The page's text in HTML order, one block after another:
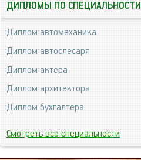
ДИПЛОМЫ ПО СПЕЦИАЛЬНОСТИ
Диплом автомеханика
Диплом автослесаря
Диплом актера
Диплом архитектора
Диплом бухгалтера
Смотреть все специальности